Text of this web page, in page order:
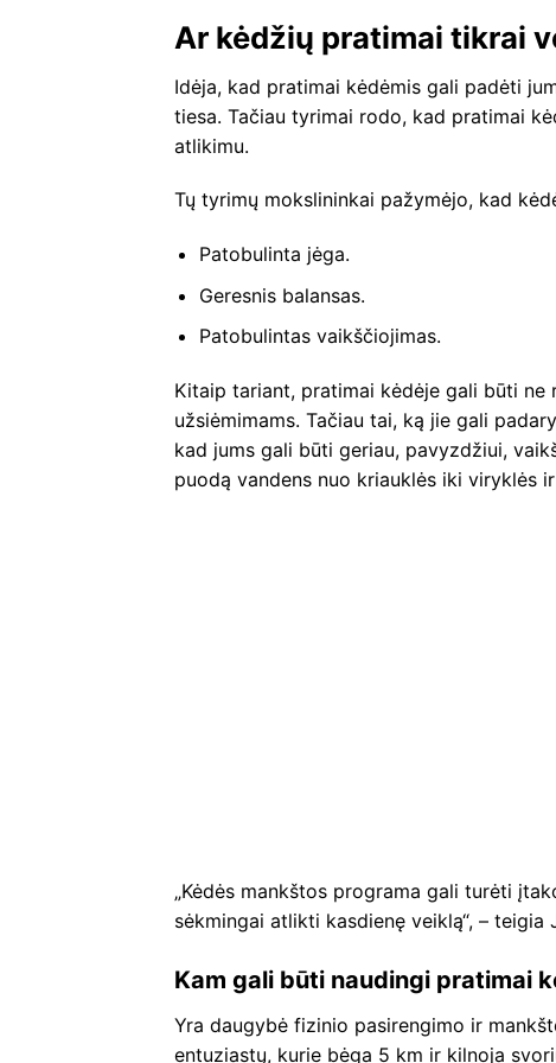
Ar kėdžių pratimai tikrai
Idėja, kad pratimai kėdėmis gali padėti
tiesa. Tačiau tyrimai rodo, kad pratimai
atlikimu.
Tų tyrimų mokslininkai pažymėjo, kad
Patobulinta jėga.
Geresnis balansas.
Patobulintas vaikščiojimas.
Kitaip tariant, pratimai kėdėje gali būti
užsiėmimams. Tačiau tai, ką jie gali
kad jums gali būti geriau, pavyzdžiui,
puodą vandens nuo kriauklės iki viryklės
„Kėdės mankštos programa gali turėti
sėkmingai atlikti kasdienę veiklą“, – teigia
Kam gali būti naudingi pratimai
Yra daugybė fizinio pasirengimo ir
entuziastų, kurie bėga 5 km ir kilnoja